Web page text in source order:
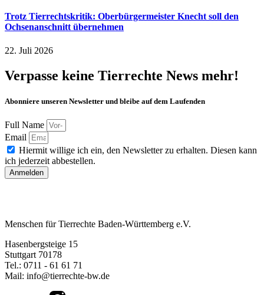
Trotz Tierrechtskritik: Oberbürgermeister Knecht soll den
Ochsenanschnitt übernehmen
22. Juli 2026
Verpasse keine Tierrechte News mehr!
Abonniere unseren Newsletter und bleibe auf dem Laufenden
Full Name
Email
Hiermit willige ich ein, den Newsletter zu erhalten. Diesen kann
ich jederzeit abbestellen.
Anmelden
Menschen für Tierrechte Baden-Württemberg e.V.
Hasenbergsteige 15
Stuttgart 70178
Tel.: 0711 - 61 61 71
Mail: info@tierrechte-bw.de